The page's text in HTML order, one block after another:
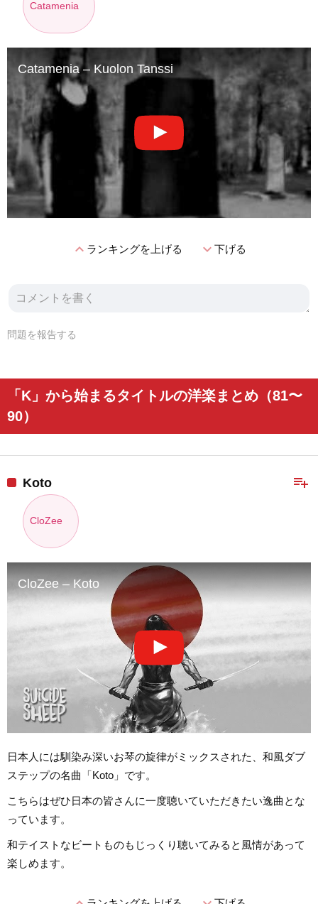
Catamenia
Catamenia – Kuolon Tanssi
expand_lessランキングを上げる expand_more下げる
問題を報告する
「K」から始まるタイトルの洋楽まとめ（81〜
90）
playlist_add
Koto
CloZee
CloZee – Koto
日本人には馴染み深いお琴の旋律がミックスされた、和風ダブ
ステップの名曲「Koto」です。
こちらはぜひ日本の皆さんに一度聴いていただきたい逸曲とな
っています。
和テイストなビートものもじっくり聴いてみると風情があって
楽しめます。